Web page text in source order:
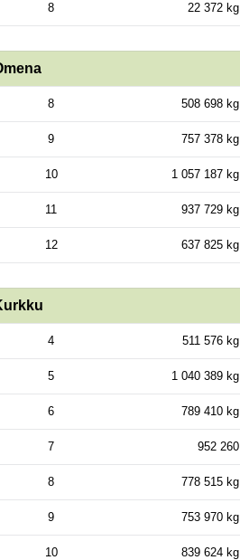
8 22 372 kg
8 508 698 kg
9 757 378 kg
10 1 057 187 kg
11 937 729 kg
12 637 825 kg
4 511 576 kg
5 1 040 389 kg
6 789 410 kg
7 952 260
8 778 515 kg
9 753 970 kg
10 839 624 kg